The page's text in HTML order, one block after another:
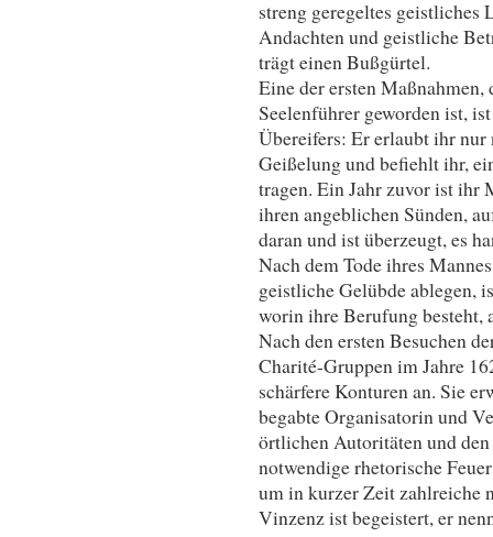
streng geregeltes geistliches
Andachten und geistliche
trägt einen Bußgürtel.
Eine der ersten
Seelenführer geworden ist,
Übereifers: Er erlaubt ihr
Geißelung und befiehlt ihr,
tragen. Ein Jahr zuvor ist ihr
ihren angeblichen Sünden,
daran und ist überzeugt, es
Nach dem Tode ihres
geistliche Gelübde ablegen,
worin ihre Berufung besteht,
Nach den ersten Besuchen
Charité-Gruppen im Jahre
schärfere Konturen an. Sie
begabte Organisatorin und
örtlichen Autoritäten und
notwendige rhetorische
um in kurzer Zeit zahlreiche
Vinzenz ist begeistert, er